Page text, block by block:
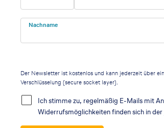
Nachname
Der Newsletter ist kostenlos und kann jederzeit über
Verschlüsselung (secure socket layer).
Ich stimme zu, regelmäßig E-Mails mit
Widerrufsmöglichkeiten finden sich in der